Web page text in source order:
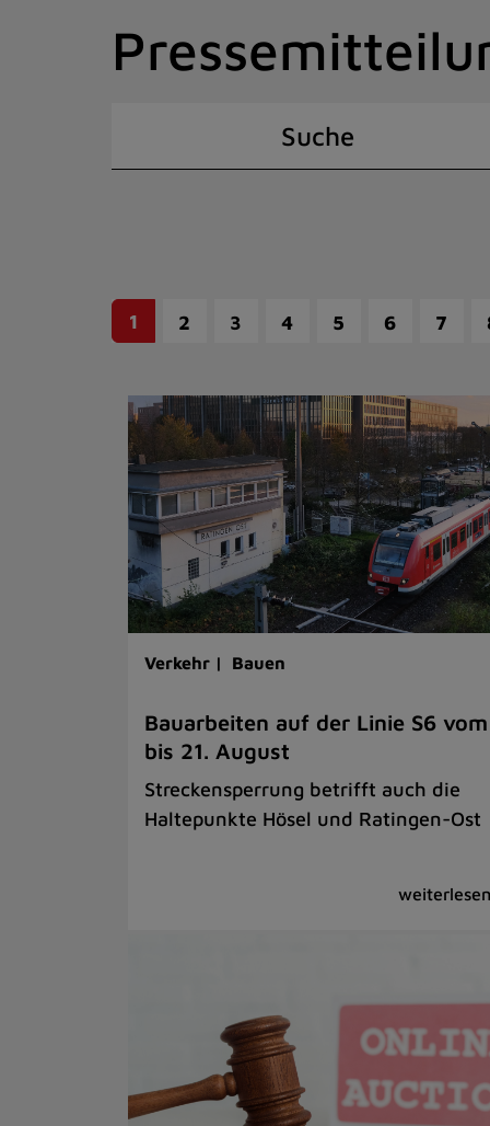
Suche
1 2 3 4 5 6 7
Verkehr | Bauen
Bauarbeiten auf der Linie S6
bis 21. August
Streckensperrung betrifft auch die
Haltepunkte Hösel und Ratingen-Ost